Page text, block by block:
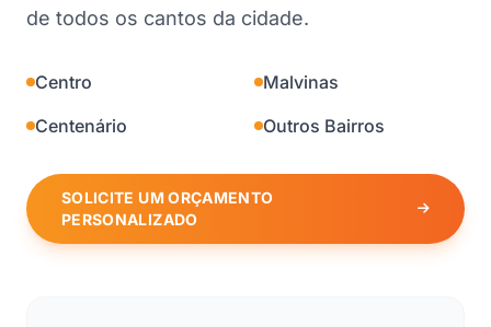
de todos os cantos da cidade.
Centro
Malvinas
Centenário
Outros Bairros
SOLICITE UM ORÇAMENTO
PERSONALIZADO